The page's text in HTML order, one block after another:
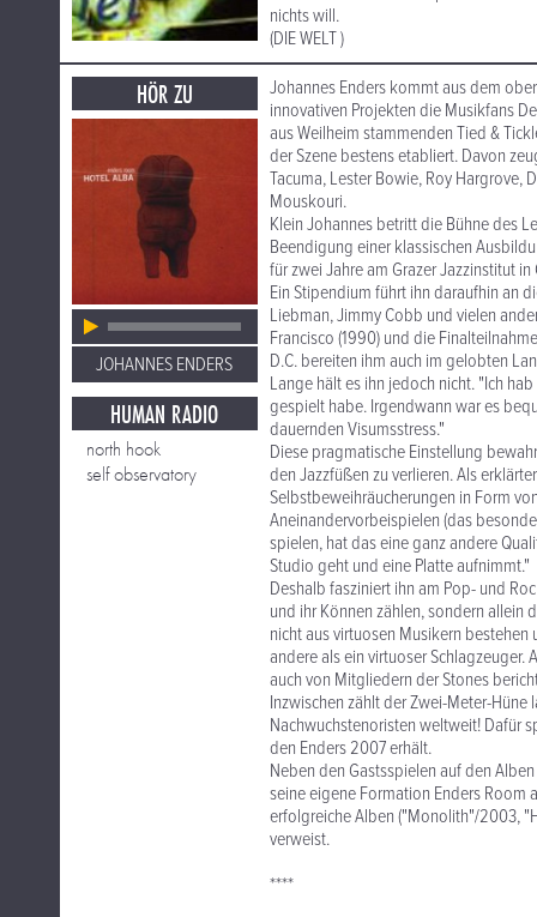
nichts will.
(DIE WELT )
HÖR ZU
JOHANNES ENDERS
HUMAN RADIO
north hook
self observatory
Johannes Enders kommt aus dem
innovativen Projekten die Musikfans
aus Weilheim stammenden Tied &
der Szene bestens etabliert. Davon
Tacuma, Lester Bowie, Roy Hargrove,
Mouskouri.
Klein Johannes betritt die Bühne des
Beendigung einer klassischen
für zwei Jahre am Grazer Jazzinstitut
Ein Stipendium führt ihn daraufhin an
Liebman, Jimmy Cobb und vielen
Francisco (1990) und die
D.C. bereiten ihm auch im gelobten
Lange hält es ihn jedoch nicht. "Ich
gespielt habe. Irgendwann war es
dauernden Visumsstress."
Diese pragmatische Einstellung
den Jazzfüßen zu verlieren. Als
Selbstbeweihräucherungen in Form
Aneinandervorbeispielen (das
spielen, hat das eine ganz andere
Studio geht und eine Platte aufnimmt."
Deshalb fasziniert ihn am Pop- und
und ihr Können zählen, sondern
nicht aus virtuosen Musikern
andere als ein virtuoser
auch von Mitgliedern der Stones
Inzwischen zählt der Zwei-Meter-
Nachwuchstenoristen weltweit! Dafür
den Enders 2007 erhält.
Neben den Gastsspielen auf den
seine eigene Formation Enders Room
erfolgreiche Alben ("Monolith"/2003,
verweist.
****